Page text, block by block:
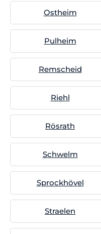
Ostheim
Pulheim
Remscheid
Riehl
Rösrath
Schwelm
Sprockhövel
Straelen